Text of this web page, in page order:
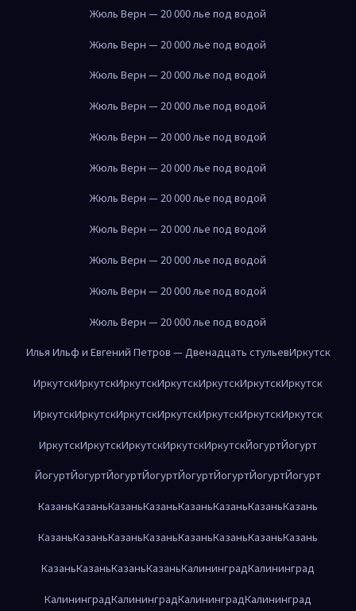
Жюль Верн — 20 000 лье под водой
Жюль Верн — 20 000 лье под водой
Жюль Верн — 20 000 лье под водой
Жюль Верн — 20 000 лье под водой
Жюль Верн — 20 000 лье под водой
Жюль Верн — 20 000 лье под водой
Жюль Верн — 20 000 лье под водой
Жюль Верн — 20 000 лье под водой
Жюль Верн — 20 000 лье под водой
Жюль Верн — 20 000 лье под водой
Жюль Верн — 20 000 лье под водой
Илья Ильф и Евгений Петров — Двенадцать стульевИркутск
ИркутскИркутскИркутскИркутскИркутскИркутскИркутск
ИркутскИркутскИркутскИркутскИркутскИркутскИркутск
ИркутскИркутскИркутскИркутскИркутскЙогуртЙогурт
ЙогуртЙогуртЙогуртЙогуртЙогуртЙогуртЙогуртЙогурт
КазаньКазаньКазаньКазаньКазаньКазаньКазаньКазань
КазаньКазаньКазаньКазаньКазаньКазаньКазаньКазань
КазаньКазаньКазаньКазаньКалининградКалининград
КалининградКалининградКалининградКалининград